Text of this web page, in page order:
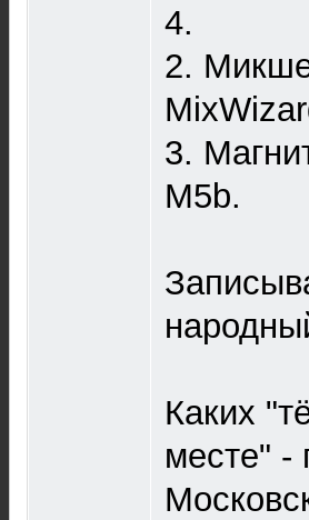
4.
2.
3.
M5b.
Каких
месте" -